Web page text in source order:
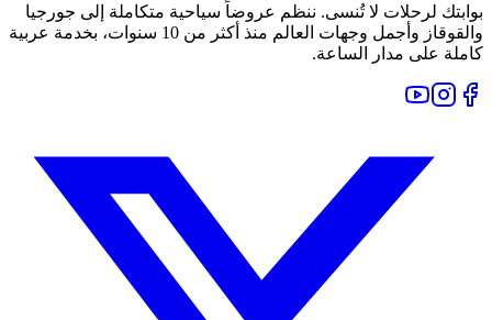
بوابتك لرحلات لا تُنسى. ننظم عروضاً سياحية متكاملة إلى جورجيا
والقوقاز وأجمل وجهات العالم منذ أكثر من 10 سنوات، بخدمة عربية
كاملة على مدار الساعة.